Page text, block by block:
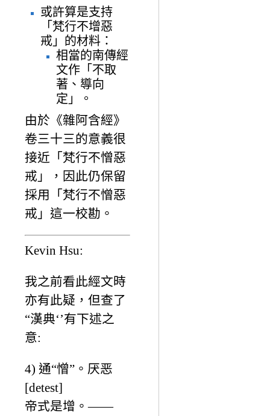
或許算是支持
「梵行不增惡
戒」的材料：
相當的南傳經
文作「不取
著、導向
定」。
由於《雜阿含經》
卷三十三的意義很
接近「梵行不憎惡
戒」，因此仍保留
採用「梵行不憎惡
戒」這一校勘。
Kevin Hsu:
我之前看此經文時
亦有此疑，但查了
“漢典‘’有下述之
意:
4) 通“憎”。厌恶
[detest]
帝式是增。——